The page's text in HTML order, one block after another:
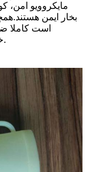
مایکروویو امن،
بخار ایمن
است کاملا
خودداری کنید زیرا ممکن است نشت رخ دهد.